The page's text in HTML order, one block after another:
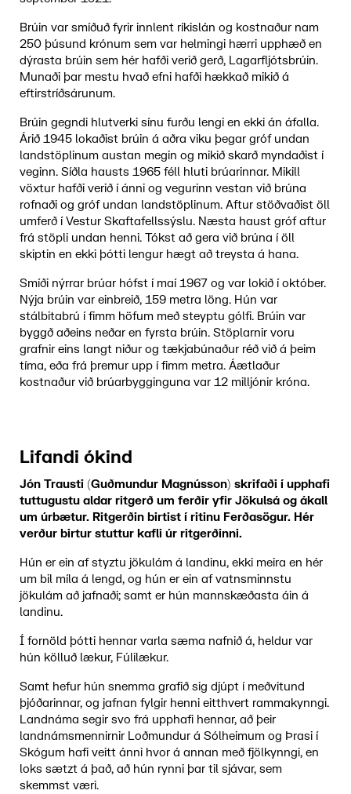
Brúin var smíðuð fyrir innlent ríkislán og kostnaður nam
250 þúsund krónum sem var helmingi hærri upphæð en
dýrasta brúin sem hér hafði verið gerð, Lagarfljótsbrúin.
Munaði þar mestu hvað efni hafði hækkað mikið á
eftirstríðsárunum.
Brúin gegndi hlutverki sínu furðu lengi en ekki án áfalla.
Árið 1945 lokaðist brúin á aðra viku þegar gróf undan
landstöplinum austan megin og mikið skarð myndaðist í
veginn. Síðla hausts 1965 féll hluti brúarinnar. Mikill
vöxtur hafði verið í ánni og vegurinn vestan við brúna
rofnaði og gróf undan landstöplinum. Aftur stöðvaðist öll
umferð í Vestur Skaftafellssýslu. Næsta haust gróf aftur
frá stöpli undan henni. Tókst að gera við brúna í öll
skiptin en ekki þótti lengur hægt að treysta á hana.
Smíði nýrrar brúar hófst í maí 1967 og var lokið í október.
Nýja brúin var einbreið, 159 metra löng. Hún var
stálbitabrú í fimm höfum með steyptu gólfi. Brúin var
byggð aðeins neðar en fyrsta brúin. Stöplarnir voru
grafnir eins langt niður og tækjabúnaður réð við á þeim
tíma, eða frá þremur upp í fimm metra. Áætlaður
kostnaður við brúarbygginguna var 12 milljónir króna.
Lifandi ókind
Jón Trausti (Guðmundur Magnússon) skrifaði í upphafi
tuttugustu aldar ritgerð um ferðir yfir Jökulsá og ákall
um úrbætur. Ritgerðin birtist í ritinu Ferðasögur. Hér
verður birtur stuttur kafli úr ritgerðinni.
Hún er ein af styztu jökulám á landinu, ekki meira en hér
um bil míla á lengd, og hún er ein af vatnsminnstu
jökulám að jafnaði; samt er hún mannskæðasta áin á
landinu.
Í fornöld þótti hennar varla sæma nafnið á, heldur var
hún kölluð lækur, Fúlilækur.
Samt hefur hún snemma grafið sig djúpt í meðvitund
þjóðarinnar, og jafnan fylgir henni eitthvert rammakynngi.
Landnáma segir svo frá upphafi hennar, að þeir
landnámsmennirnir Loðmundur á Sólheimum og Þrasi í
Skógum hafi veitt ánni hvor á annan með fjölkynngi, en
loks sætzt á það, að hún rynni þar til sjávar, sem
skemmst væri.